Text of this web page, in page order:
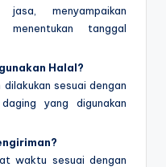
jasa, menyampaikan
tanggal
Halal?
sesuai dengan
yang digunakan
waktu sesuai dengan